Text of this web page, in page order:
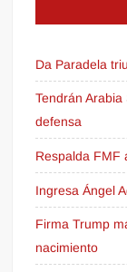
Da Paradela
Tendrán
defensa
Respalda FMF
Ingresa Ángel
Firma Trump
nacimiento